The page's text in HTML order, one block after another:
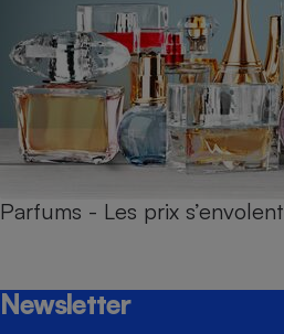
Parfums - Les prix s’envolent
Newsletter